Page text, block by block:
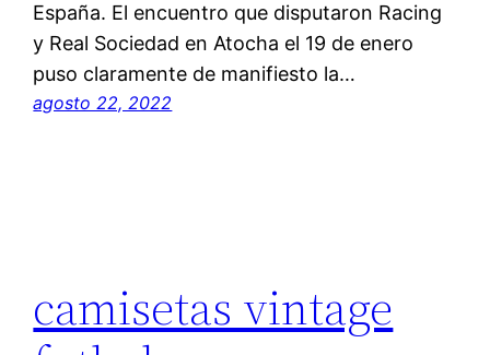
España. El encuentro que disputaron Racing
y Real Sociedad en Atocha el 19 de enero
puso claramente de manifiesto la…
agosto 22, 2022
camisetas vintage